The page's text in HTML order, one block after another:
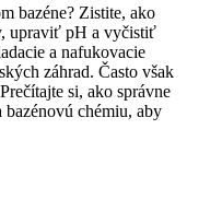
bazéne? Zistite, ako
upraviť pH a vyčistiť
a nafukovacie
záhrad. Často však
si, ako správne
chémiu, aby